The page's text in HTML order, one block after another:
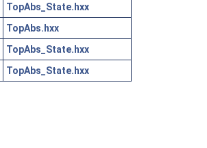
TopAbs_State.hxx
TopAbs.hxx
TopAbs_State.hxx
TopAbs_State.hxx